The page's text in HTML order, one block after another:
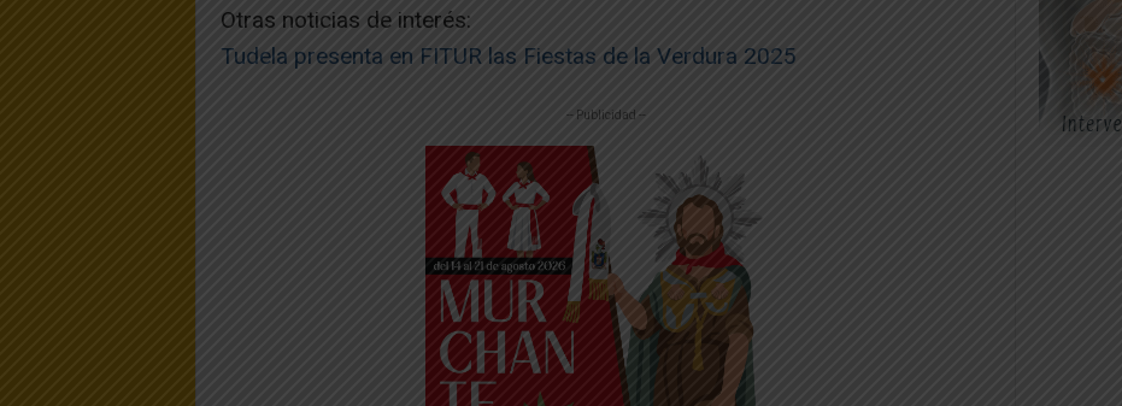
Otras noticias de interés:
Tudela presenta en FITUR las Fiestas de la Verdura 2025
-- Publicidad --